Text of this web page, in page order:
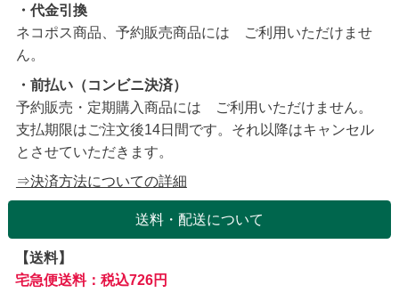
・代金引換
ネコポス商品、予約販売商品には ご利用いただけませ
ん。
・前払い（コンビニ決済）
予約販売・定期購入商品には ご利用いただけません。
支払期限はご注文後14日間です。それ以降はキャンセル
とさせていただきます。
⇒決済方法についての詳細
送料・配送について
【送料】
宅急便送料：税込726円